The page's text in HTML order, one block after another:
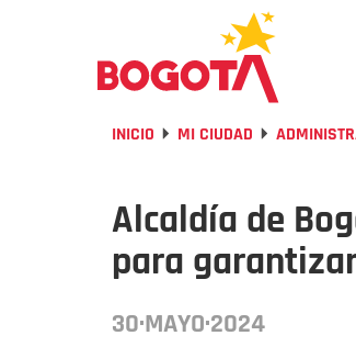
INICIO MI CIUDAD
Alcaldía de
para
30·MAYO·2024